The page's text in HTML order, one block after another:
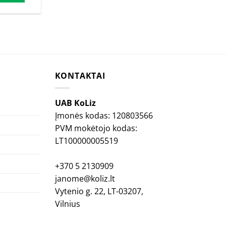
KONTAKTAI
UAB KoLiz
Įmonės kodas: 120803566
PVM mokėtojo kodas:
LT100000005519
+370 5 2130909
janome@koliz.lt
Vytenio g. 22, LT-03207,
Vilnius